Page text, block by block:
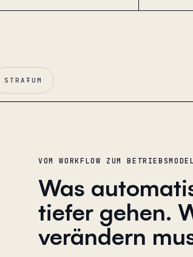
STRAŦUM
VOM WORKFLOW ZUM
Was
tiefer gehen.
verändern